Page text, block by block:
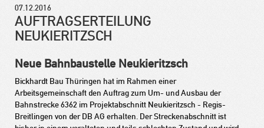
07.12.2016
AUFTRAGSERTEILUNG
NEUKIERITZSCH
Neue Bahnbaustelle Neukieritzsch
Bickhardt Bau Thüringen hat im Rahmen einer
Arbeitsgemeinschaft den Auftrag zum Um- und Ausbau der
Bahnstrecke 6362 im Projektabschnitt Neukieritzsch - Regis-
Breitlingen von der DB AG erhalten. Der Streckenabschnitt ist